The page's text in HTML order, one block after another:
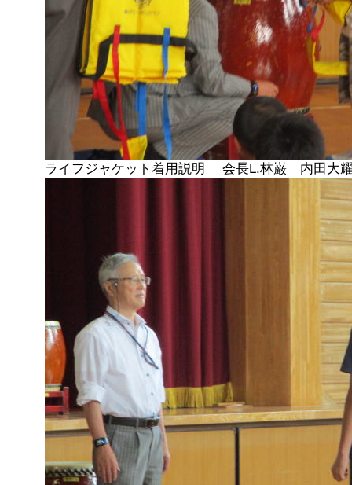
ライフジャケット着用説明 会長L.林巌 内田大